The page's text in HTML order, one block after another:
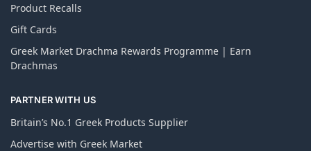
Product Recalls
Gift Cards
Greek Market Drachma Rewards Programme | Earn
Drachmas
PARTNER WITH US
Britain’s No.1 Greek Products Supplier
Advertise with Greek Market